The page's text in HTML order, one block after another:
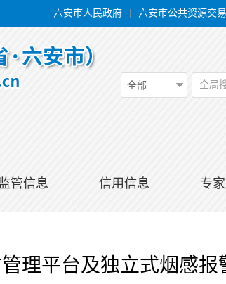
六安市人民政府 六安市公共资源交
全部 全局
监管信息 信用信息 专
理平台及独立式烟感